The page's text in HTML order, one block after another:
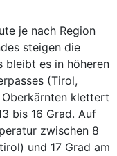
je nach Region
steigen die
bleibt es in höheren
(Tirol,
klettert
bis 16 Grad. Auf
zwischen 8
und 17 Grad am